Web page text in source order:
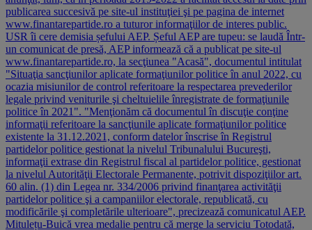
publicarea succesivă pe site-ul instituţiei şi pe pagina de internet
www.finantarepartide.ro a tuturor informaţiilor de interes public.
USR îi cere demisia șefului AEP. Șeful AEP are tupeu: se laudă Într-
un comunicat de presă, AEP informează că a publicat pe site-ul
www.finantarepartide.ro, la secţiunea "Acasă", documentul intitulat
"Situaţia sancţiunilor aplicate formaţiunilor politice în anul 2022, cu
ocazia misiunilor de control referitoare la respectarea prevederilor
legale privind veniturile şi cheltuielile înregistrate de formaţiunile
politice în 2021". "Menţionăm că documentul în discuţie conţine
informaţii referitoare la sancţiunile aplicate formaţiunilor politice
existente la 31.12.2021, conform datelor înscrise în Registrul
partidelor politice gestionat la nivelul Tribunalului Bucureşti,
informaţii extrase din Registrul fiscal al partidelor politice, gestionat
la nivelul Autorităţii Electorale Permanente, potrivit dispoziţiilor art.
60 alin. (1) din Legea nr. 334/2006 privind finanţarea activităţii
partidelor politice şi a campaniilor electorale, republicată, cu
modificările şi completările ulterioare", precizează comunicatul AEP.
Mitulețu-Buică vrea medalie pentru că merge la serviciu Totodată,